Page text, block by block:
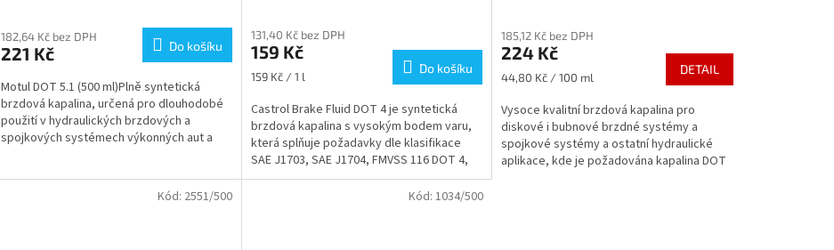
182,64 Kč bez DPH
221 Kč Do košíku
Motul DOT 5.1 (500 ml)Plně syntetická
brzdová kapalina, určená pro dlouhodobé
použití v hydraulických brzdových a
spojkových systémech výkonných aut a
produktu
je
3,3
5
hvězdiček.
131,40 Kč bez DPH
159 Kč
Měrná
159 Kč / 1 l
Do košíku
Castrol Brake Fluid DOT 4 je syntetická
brzdová kapalina s vysokým bodem varu,
která splňuje požadavky dle klasifikace
SAE J1703, SAE J1704, FMVSS 116 DOT 4,
ISO 4925 a Jis K 2233.
185,12 Kč bez DPH
224 Kč
Měrná
44,80 Kč / 100 ml
DETAIL
Vysoce kvalitní brzdová kapalina pro
diskové i bubnové brzdné systémy a
spojkové systémy a ostatní hydraulické
aplikace, kde je požadována kapalina DOT
Kód: 2551/500 Kód: 1034/500